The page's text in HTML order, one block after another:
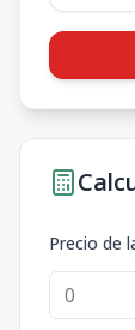
Precio de